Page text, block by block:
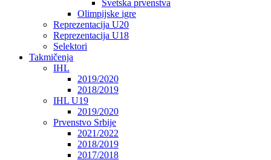
Svetska prvenstva
Olimpijske igre
Reprezentacija U20
Reprezentacija U18
Selektori
Takmičenja
IHL
2019/2020
2018/2019
IHL U19
2019/2020
Prvenstvo Srbije
2021/2022
2018/2019
2017/2018